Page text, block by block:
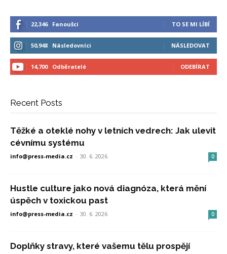
22,346 Fanoušci TO SE MI LÍBÍ
50,948 Následovníci NÁSLEDOVAT
14,700 Odběratelé ODEBÍRAT
Recent Posts
Těžké a oteklé nohy v letních vedrech: Jak ulevit
cévnímu systému
info@press-media.cz - 30. 6. 2026 0
Hustle culture jako nová diagnóza, která mění
úspěch v toxickou past
info@press-media.cz - 30. 6. 2026 0
Doplňky stravy, které vašemu tělu prospějí